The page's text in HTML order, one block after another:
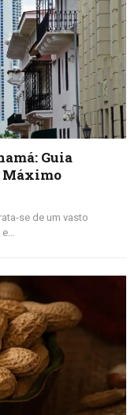
Guia
Máximo
se de um vasto